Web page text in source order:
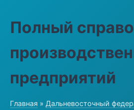
Полный
предприятий
Главная » Дальневосточный